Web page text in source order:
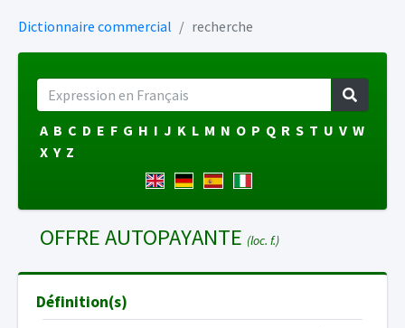
Dictionnaire commercial recherche
A B C D E F G H I J K L M N O P Q R S T U V W
X Y Z
OFFRE AUTOPAYANTE (loc. f.)
Définition(s)